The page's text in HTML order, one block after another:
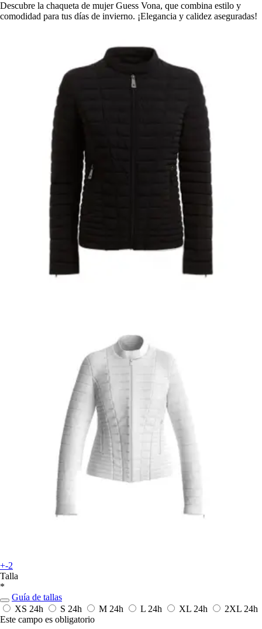
Descubre la chaqueta de mujer Guess Vona, que combina estilo y
comodidad para tus días de invierno. ¡Elegancia y calidez aseguradas!
+-2
Talla
*
Guía de tallas
XS 24h S 24h M 24h L 24h XL 24h 2XL 24h
Este campo es obligatorio